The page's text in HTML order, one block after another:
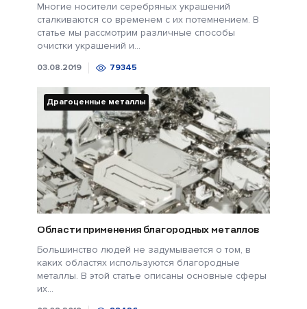
Многие носители серебряных украшений
сталкиваются со временем с их потемнением. В
статье мы рассмотрим различные способы
очистки украшений и...
03.08.2019 79345
Драгоценные металлы
Области применения благородных металлов
Большинство людей не задумывается о том, в
каких областях используются благородные
металлы. В этой статье описаны основные сферы
их...